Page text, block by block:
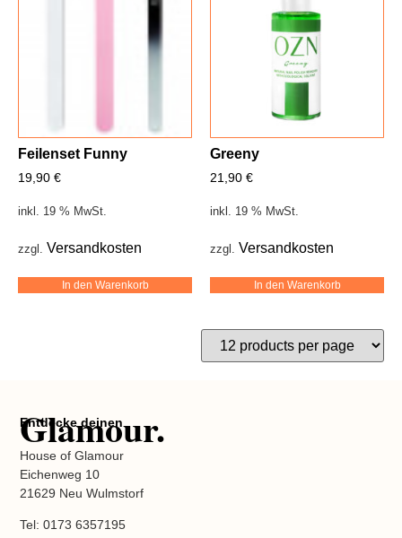
Feilenset Funny
19,90 €
inkl. 19 % MwSt.
zzgl. Versandkosten
In den Warenkorb
Greeny
21,90 €
inkl. 19 % MwSt.
zzgl. Versandkosten
In den Warenkorb
Entdecke deinen
Glamour.
House of Glamour
Eichenweg 10
21629 Neu Wulmstorf
Tel: 0173 6357195